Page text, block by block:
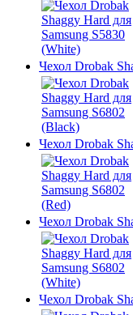
Чехол Drobak
Чехол Drobak
Чехол Drobak
Чехол Drobak